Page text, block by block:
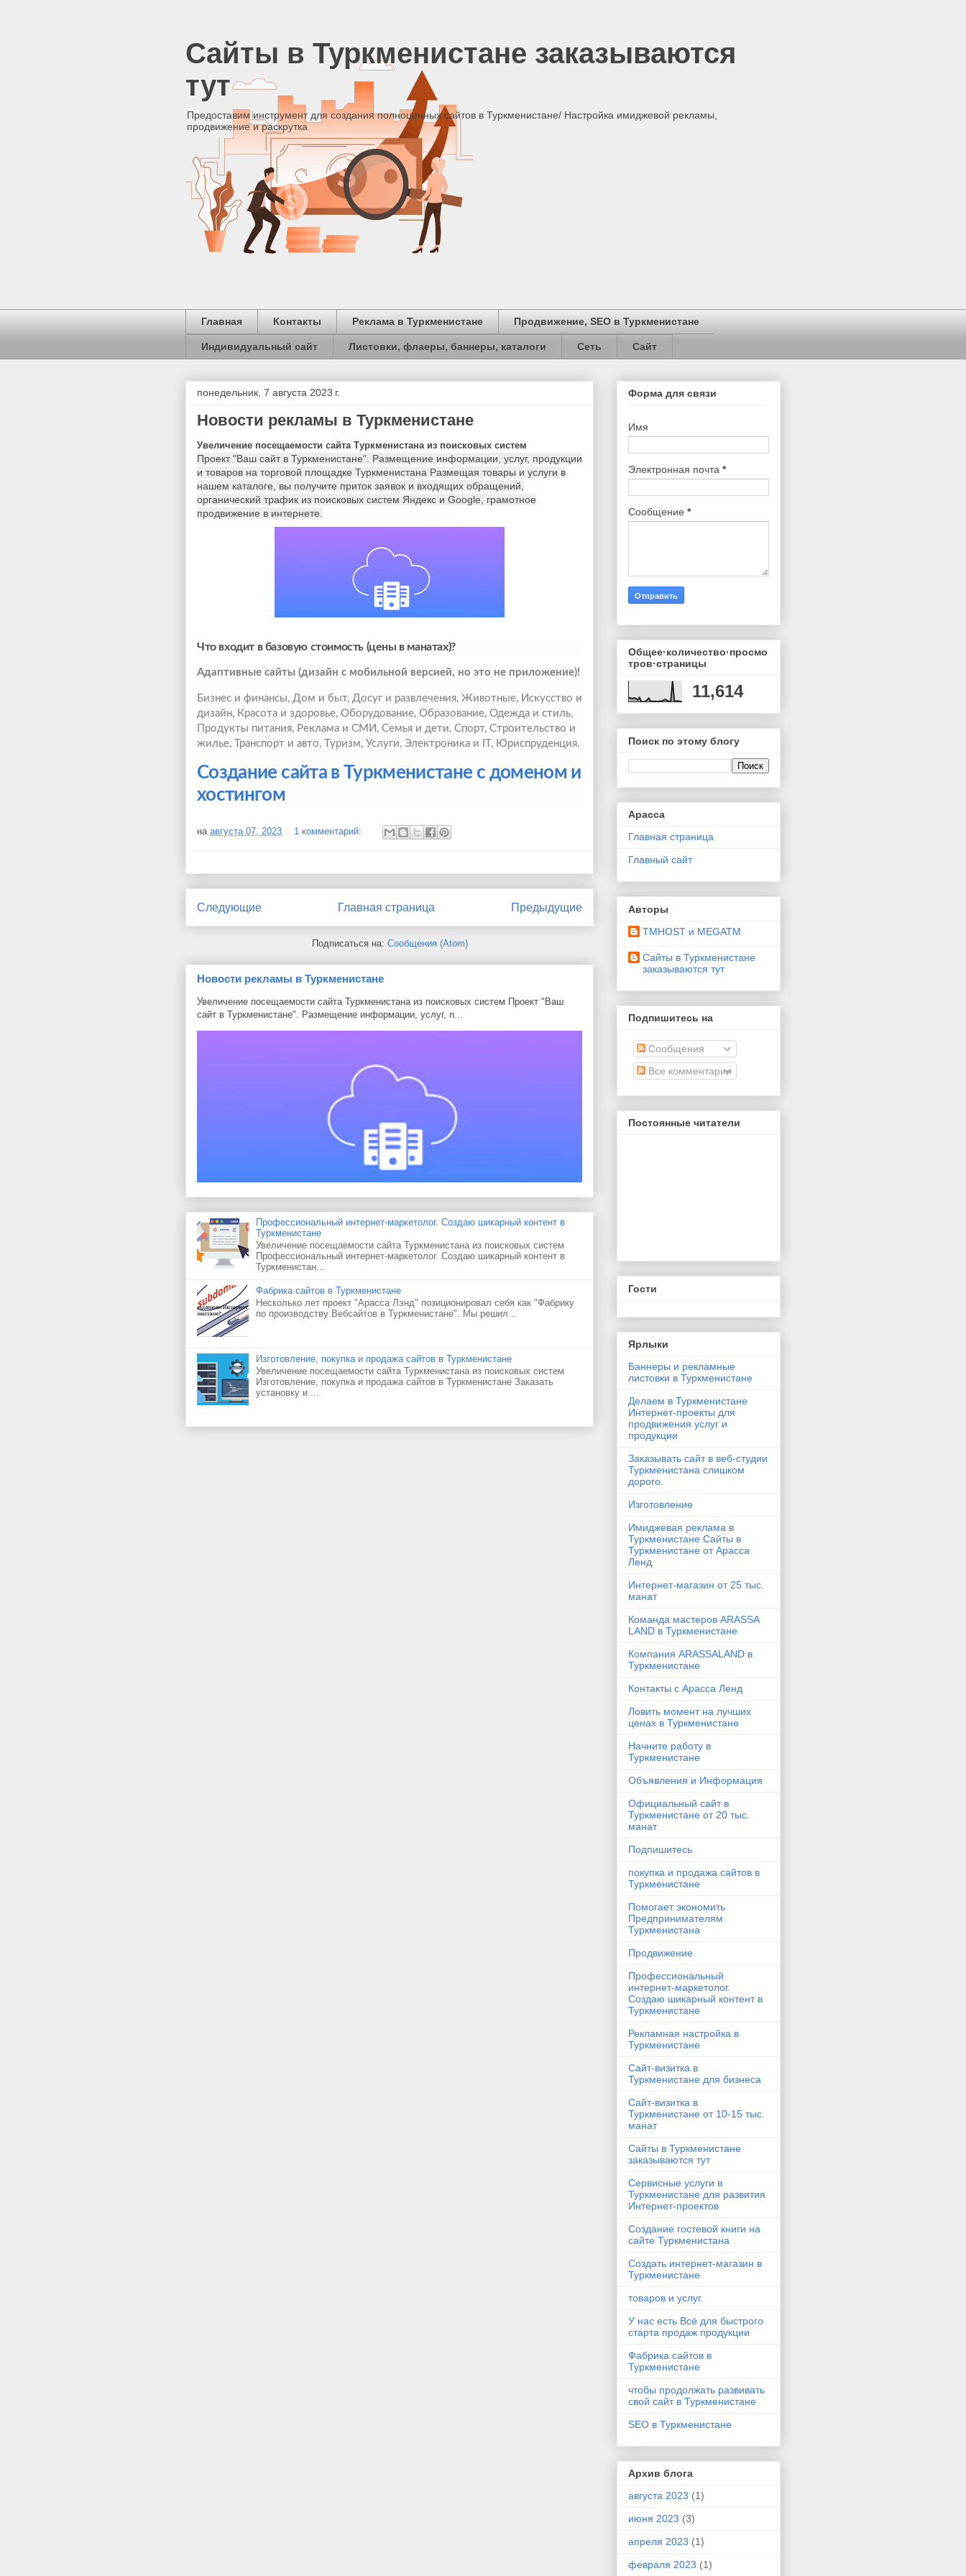
Сайты в Туркменистане заказываются
тут
Предоставим инструмент для создания полноценных сайтов в Туркменистане/ Настройка имиджевой рекламы,
продвижение и раскрутка
Главная Контакты Реклама в Туркменистане Продвижение, SEO в Туркменистане
Индивидуальный сайт Листовки, флаеры, баннеры, каталоги Сеть Сайт
понедельник, 7 августа 2023 г.
Новости рекламы в Туркменистане
Увеличение посещаемости сайта Туркменистана из поисковых систем
Проект "Ваш сайт в Туркменистане". Размещение информации, услуг, продукции
и товаров на торговой площадке Туркменистана Размещая товары и услуги в
нашем каталоге, вы получите приток заявок и входящих обращений,
органический трафик из поисковых систем Яндекс и Google, грамотное
продвижение в интернете.
Что входит в базовую стоимость (цены в манатах)?
Адаптивные сайты (дизайн с мобильной версией, но это не приложение)!
Бизнес и финансы, Дом и быт, Досуг и развлечения, Животные, Искусство и
дизайн, Красота и здоровье, Оборудование, Образование, Одежда и стиль,
Продукты питания, Реклама и СМИ, Семья и дети, Спорт, Строительство и
жилье, Транспорт и авто, Туризм, Услуги, Электроника и IT, Юриспруденция.
Создание сайта в Туркменистане с доменом и
хостингом
на августа 07, 2023 1 комментарий:
Следующие Предыдущие
Главная страница
Подписаться на: Сообщения (Atom)
Новости рекламы в Туркменистане
Увеличение посещаемости сайта Туркменистана из поисковых систем Проект "Ваш
сайт в Туркменистане". Размещение информации, услуг, п...
Профессиональный интернет-маркетолог. Создаю шикарный контент в
Туркменистане
Увеличение посещаемости сайта Туркменистана из поисковых систем
Профессиональный интернет-маркетолог. Создаю шикарный контент в
Туркменистан...
Фабрика сайтов в Туркменистане
Несколько лет проект "Арасса Лэнд" позиционировал себя как "Фабрику
по производству Вебсайтов в Туркменистане". Мы решил...
Изготовление, покупка и продажа сайтов в Туркменистане
Увеличение посещаемости сайта Туркменистана из поисковых систем
Изготовление, покупка и продажа сайтов в Туркменистане Заказать
установку и ...
Форма для связи
Имя
Электронная почта *
Сообщение *
Общее·количество·просмо
тров·страницы
11,614
Поиск по этому блогу
Арасса
Главная страница
Главный сайт
Авторы
TMHOST и MEGATM
Сайты в Туркменистане
заказываются тут
Подпишитесь на
Сообщения
Все комментарии
Постоянные читатели
Гости
Ярлыки
Баннеры и рекламные
листовки в Туркменистане
Делаем в Туркменистане
Интернет-проекты для
продвижения услуг и
продукции
Заказывать сайт в веб-студии
Туркменистана слишком
дорого.
Изготовление
Имиджевая реклама в
Туркменистане Сайты в
Туркменистане от Арасса
Ленд
Интернет-магазин от 25 тыс.
манат
Команда мастеров ARASSA
LAND в Туркменистане
Компания ARASSALAND в
Туркменистане
Контакты с Арасса Ленд
Ловить момент на лучших
ценах в Туркменистане
Начните работу в
Туркменистане
Объявления и Информация
Официальный сайт в
Туркменистане от 20 тыс.
манат
Подпишитесь
покупка и продажа сайтов в
Туркменистане
Помогает экономить
Предпринимателям
Туркменистана
Продвижение
Профессиональный
интернет-маркетолог.
Создаю шикарный контент в
Туркменистане
Рекламная настройка в
Туркменистане
Сайт-визитка в
Туркменистане для бизнеса
Сайт-визитка в
Туркменистане от 10-15 тыс.
манат
Сайты в Туркменистане
заказываются тут
Сервисные услуги в
Туркменистане для развития
Интернет-проектов
Создание гостевой книги на
сайте Туркменистана
Создать интернет-магазин в
Туркменистане
товаров и услуг.
У нас есть Всё для быстрого
старта продаж продукции
Фабрика сайтов в
Туркменистане
чтобы продолжать развивать
свой сайт в Туркменистане
SEO в Туркменистане
Архив блога
августа 2023 (1)
июня 2023 (3)
апреля 2023 (1)
февраля 2023 (1)